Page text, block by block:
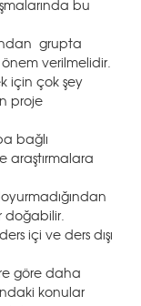
bu
grupta
verilmelidir.
için çok şey
proje
bağlı
araştırmalara
doğabilir.
içi ve ders dışı
göre daha
konular